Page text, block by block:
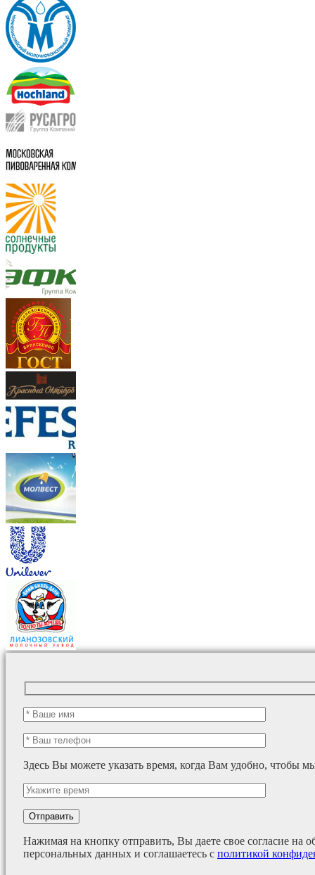
Здесь Вы можете указать время, когда Вам удобно, чтобы
Нажимая на кнопку отправить, Вы даете свое согласие на
персональных данных и соглашаетесь с политикой